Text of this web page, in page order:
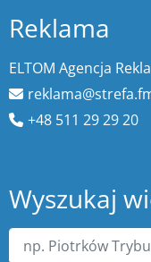
Reklama
ELTOM Agencja
+48 511 29 29 20
Wyszukaj